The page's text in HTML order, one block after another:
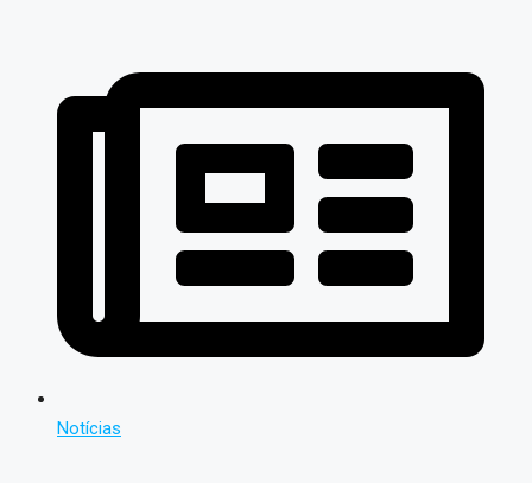
Notícias